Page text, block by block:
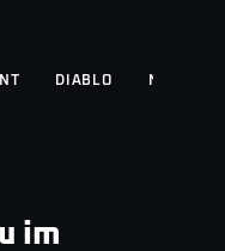
DIABLO NO
im